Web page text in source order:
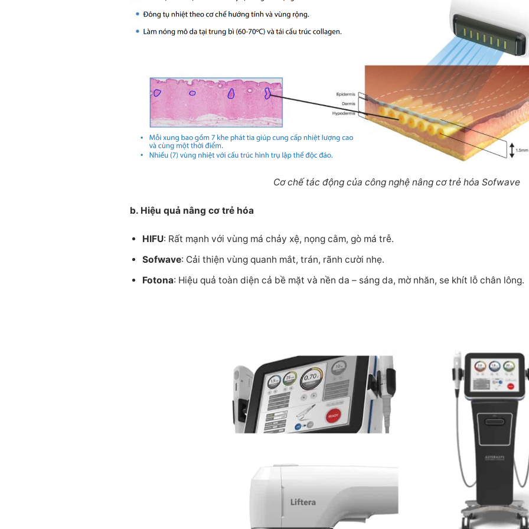
Cơ chế tác động của công nghệ nâng cơ trẻ hóa Sofwave
b. Hiệu quả nâng cơ trẻ hóa
HIFU: Rất mạnh với vùng má chảy xệ, nọng cằm, gò má trễ.
Sofwave: Cải thiện vùng quanh mắt, trán, rãnh cười nhẹ.
Fotona: Hiệu quả toàn diện cả bề mặt và nền da – sáng da, mờ nhăn, se khít lỗ chân lông.